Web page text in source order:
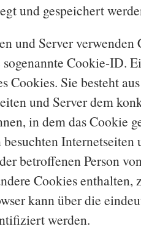
und gespeichert
und Server verwenden
Cookie-ID.
Cookies. Sie besteht
und Server dem
in dem das Cookie
Internetseiten
betroffenen Person
Cookies enthalten,
kann über die
werden.